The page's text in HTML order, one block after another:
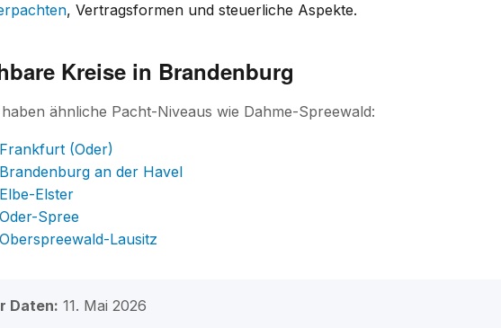
, Vertragsformen und steuerliche Aspekte.
Kreise in Brandenburg
haben ähnliche Pacht-Niveaus wie Dahme-Spreewald:
(Oder)
an der Havel
Elster
Spree
Lausitz
Daten: 11. Mai 2026